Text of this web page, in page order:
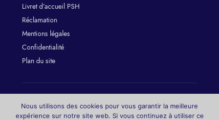
Livret d’accueil PSH
Réclamation
Mentions légales
Confidentialité
Plan du site
déclaration d’activité : 93060906006 (n’équivaut pas à un
Nous utilisons des cookies pour vous garantir la meilleure
expérience sur notre site web. Si vous continuez à utiliser ce